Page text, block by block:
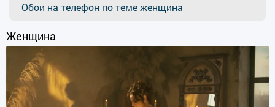
Обои на телефон по теме женщина
Женщина